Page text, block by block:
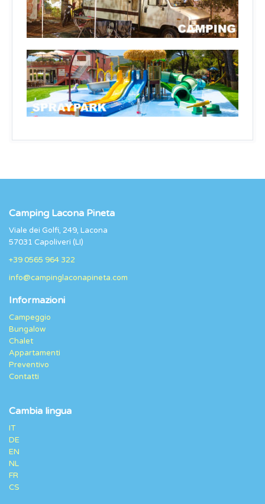
Camping Lacona Pineta
Viale dei Golfi, 249, Lacona
57031 Capoliveri (LI)
+39 0565 964 322
info@campinglaconapineta.com
Informazioni
Campeggio
Bungalow
Chalet
Appartamenti
Preventivo
Contatti
Cambia lingua
IT
DE
EN
NL
FR
CS